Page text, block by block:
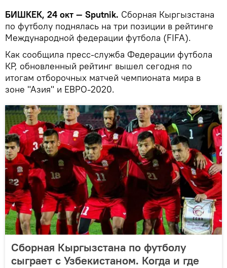
БИШКЕК, 24 окт — Sputnik. Сборная Кыргызстана
по футболу поднялась на три позиции в рейтинге
Международной федерации футбола (FIFA).
Как сообщила пресс-служба Федерации футбола
КР, обновленный рейтинг вышел сегодня по
итогам отборочных матчей чемпионата мира в
зоне "Азия" и ЕВРО-2020.
Сборная Кыргызстана по футболу
сыграет с Узбекистаном. Когда и где